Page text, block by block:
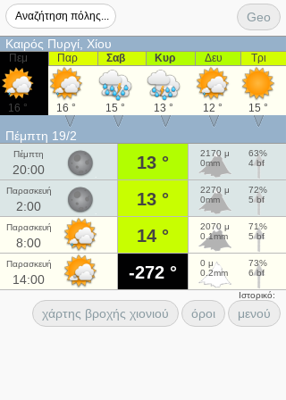
Geo
Καιρός Πυργί, Χίου
Πεμ
16 °
Παρ
16 °
Σαβ
15 °
Κυρ
13 °
Δευ
12 °
Τρι
15 °
Πέμπτη 19/2
Πέμπτη
20:00 13 °
2170 μ
0mm
63%
4 bf
Παρασκευή
2:00 13 °
2270 μ
0mm
72%
5 bf
Παρασκευή
8:00 14 °
2070 μ
0.1mm
71%
5 bf
Παρασκευή
14:00 -272 °
0 μ
0.2mm
73%
6 bf
Ιστορικό:
χάρτης βροχής χιονιού όροι μενού